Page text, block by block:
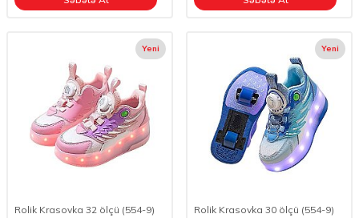
Yeni
Rolik Krasovka 32 ölçü (554-9)
Yeni
Rolik Krasovka 30 ölçü (554-9)